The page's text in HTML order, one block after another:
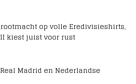
op volle Eredivisieshirts,
kiest juist voor rust
Madrid en Nederlandse